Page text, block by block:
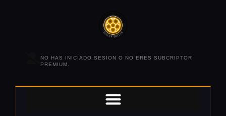
NO HAS INICIADO SESION O NO ERES SUBCRIPTOR
PREMIUM.